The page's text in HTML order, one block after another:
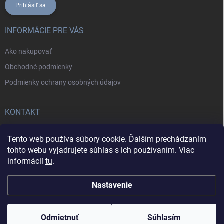
Tento web používa súbory cookie. Ďalším prechádzaním
tohto webu vyjadrujete súhlas s ich používaním. Viac
informácií tu.
Nastavenie
Odmietnuť Súhlasím
Prihlásiť sa
INFORMÁCIE PRE VÁS
Ako nakupovať
Obchodné podmienky
Podmienky ochrany osobných údajov
KONTAKT
+421902787857
Copyright 2026 . Všetky práva vyhradené.